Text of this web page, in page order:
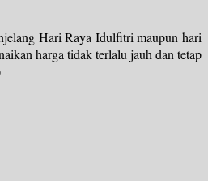
Hari Raya Idulfitri maupun hari
harga tidak terlalu jauh dan tetap